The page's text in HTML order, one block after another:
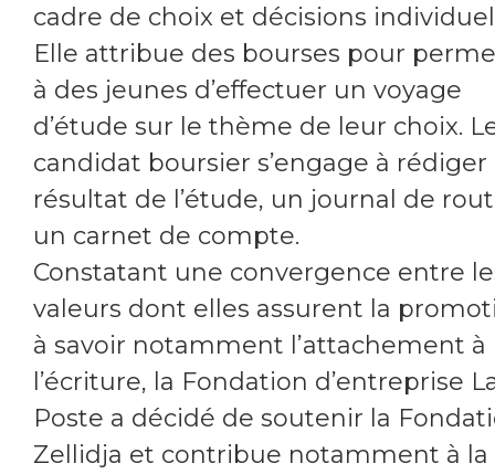
cadre de choix et décisions
Elle attribue des bourses pour
à des jeunes d’effectuer un voyage
d’étude sur le thème de leur choix.
candidat boursier s’engage à rédiger
résultat de l’étude, un journal de
un carnet de compte.
Constatant une convergence entre
valeurs dont elles assurent la
à savoir notamment l’attachement à
l’écriture, la Fondation d’entreprise
Poste a décidé de soutenir la
Zellidja et contribue notamment à la